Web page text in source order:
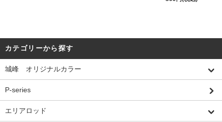
カテゴリーから探す
城峰 オリジナルカラー
P-series
エリアロッド